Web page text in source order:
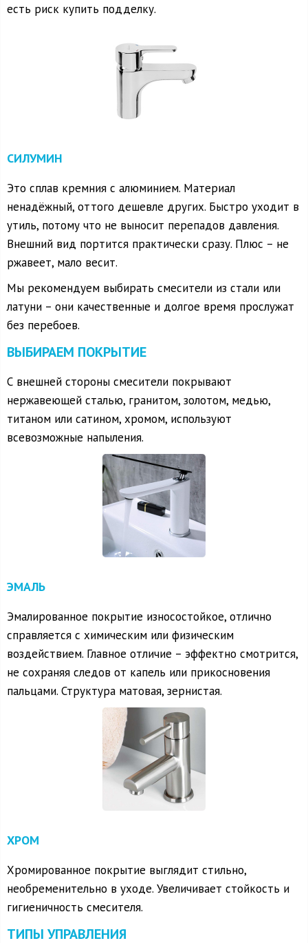
есть риск купить подделку.
СИЛУМИН
Это сплав кремния с алюминием. Материал
ненадёжный, оттого дешевле других. Быстро уходит в
утиль, потому что не выносит перепадов давления.
Внешний вид портится практически сразу. Плюс – не
ржавеет, мало весит.
Мы рекомендуем выбирать смесители из стали или
латуни – они качественные и долгое время прослужат
без перебоев.
ВЫБИРАЕМ ПОКРЫТИЕ
С внешней стороны смесители покрывают
нержавеющей сталью, гранитом, золотом, медью,
титаном или сатином, хромом, используют
всевозможные напыления.
ЭМАЛЬ
Эмалированное покрытие износостойкое, отлично
справляется с химическим или физическим
воздействием. Главное отличие – эффектно смотрится,
не сохраняя следов от капель или прикосновения
пальцами. Структура матовая, зернистая.
ХРОМ
Хромированное покрытие выглядит стильно,
необременительно в уходе. Увеличивает стойкость и
гигиеничность смесителя.
ТИПЫ УПРАВЛЕНИЯ